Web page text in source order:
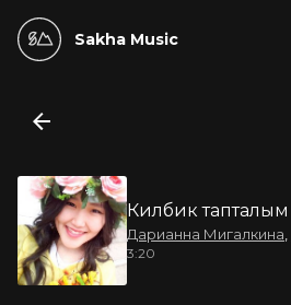
Sakha Music
Килбик тапталым
Дарианна Мигалкина
3:20